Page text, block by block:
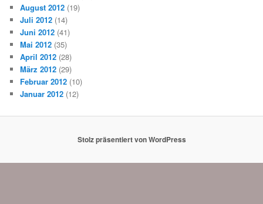
August 2012 (19)
Juli 2012 (14)
Juni 2012 (41)
Mai 2012 (35)
April 2012 (28)
März 2012 (29)
Februar 2012 (10)
Januar 2012 (12)
Stolz präsentiert von WordPress